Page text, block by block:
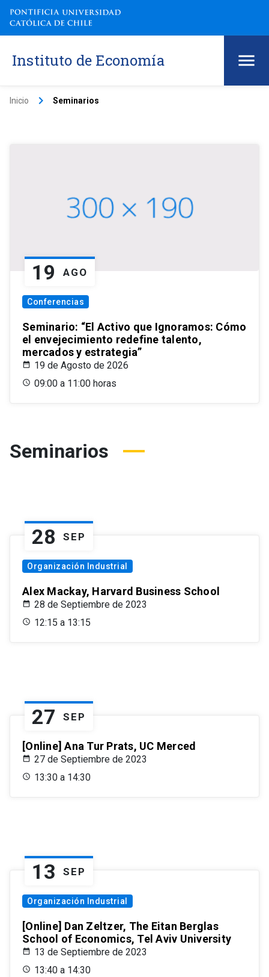
Instituto de Economía
Inicio keyboard_arrow_right Seminarios
19 AGO
Conferencias
Seminario: “El Activo que Ignoramos: Cómo
el envejecimiento redefine talento,
mercados y estrategia”
19 de Agosto de 2026
09:00 a 11:00 horas
Seminarios
28 SEP
Organización Industrial
Alex Mackay, Harvard Business School
28 de Septiembre de 2023
12:15 a 13:15
27 SEP
[Online] Ana Tur Prats, UC Merced
27 de Septiembre de 2023
13:30 a 14:30
13 SEP
Organización Industrial
[Online] Dan Zeltzer, The Eitan Berglas
School of Economics, Tel Aviv University
13 de Septiembre de 2023
13:40 a 14:30